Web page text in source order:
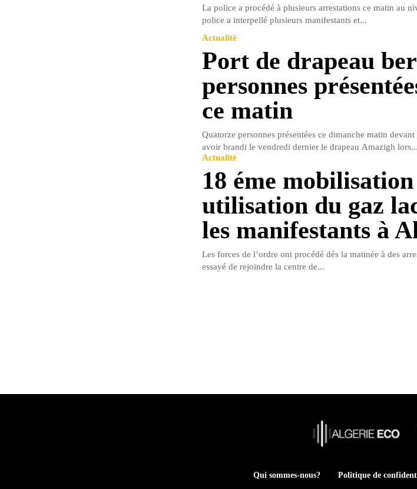
La police a procédé à plusieurs arrestations ce matin au
police a interpellé plusieurs manifestants et...
Actualité
Port de drapeau
personnes
ce matin
Quatorze personnes présentées ce dimanche matin
avoir brandi le vendredi dernier le drapeau Amazigh lors...
Actualité
18 éme
utilisation du gaz
les manifestants à
Les forces de l’ordre ont procédé dés la matinée à des
essayé de rejoindre la centre de...
Qui sommes-nous? Politique de